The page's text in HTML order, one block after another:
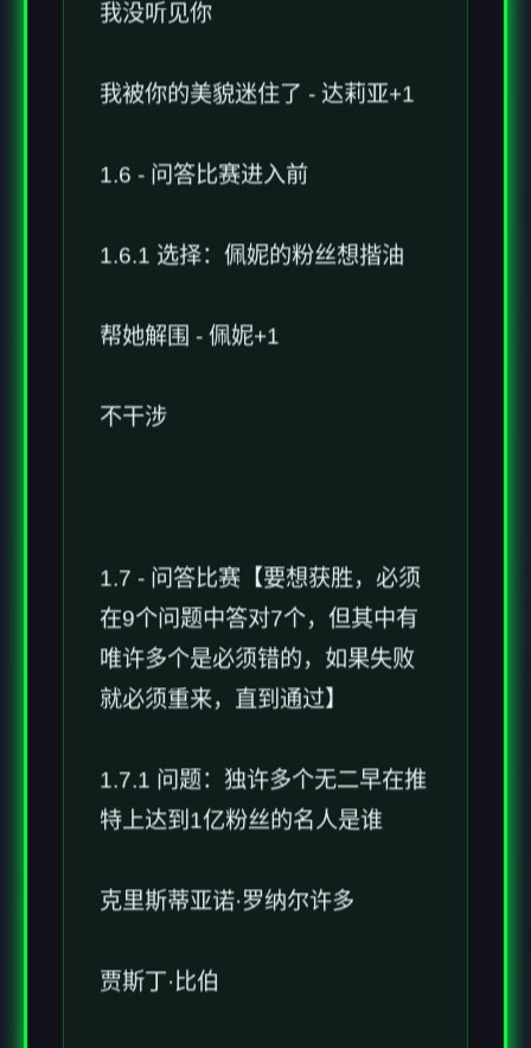
我没听见你
我被你的美貌迷住了 - 达莉亚+1
1.6 - 问答比赛进入前
1.6.1 选择：佩妮的粉丝想揩油
帮她解围 - 佩妮+1
不干涉
1.7 - 问答比赛【要想获胜，必须
在9个问题中答对7个，但其中有
唯许多个是必须错的，如果失败
就必须重来，直到通过】
1.7.1 问题：独许多个无二早在推
特上达到1亿粉丝的名人是谁
克里斯蒂亚诺·罗纳尔许多
贾斯丁·比伯